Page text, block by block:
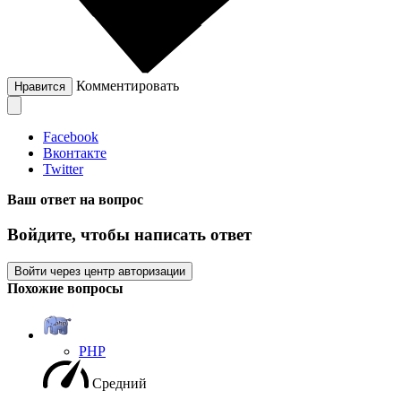
Нравится Комментировать
Facebook
Вконтакте
Twitter
Ваш ответ на вопрос
Войдите, чтобы написать ответ
Войти через центр авторизации
Похожие вопросы
PHP
Средний